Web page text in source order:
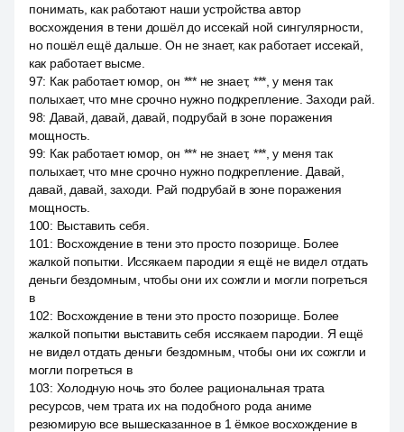
понимать, как работают наши устройства автор
восхождения в тени дошёл до иссекай ной сингулярности,
но пошёл ещё дальше. Он не знает, как работает иссекай,
как работает высме.
97: Как работает юмор, он *** не знает, ***, у меня так
полыхает, что мне срочно нужно подкрепление. Заходи рай.
98: Давай, давай, давай, подрубай в зоне поражения
мощность.
99: Как работает юмор, он *** не знает, ***, у меня так
полыхает, что мне срочно нужно подкрепление. Давай,
давай, давай, заходи. Рай подрубай в зоне поражения
мощность.
100: Выставить себя.
101 : Восхождение в тени это просто позорище. Более
жалкой попытки. Иссякаем пародии я ещё не видел отдать
деньги бездомным, чтобы они их сожгли и могли погреться
в
102: Восхождение в тени это просто позорище. Более
жалкой попытки выставить себя иссякаем пародии. Я ещё
не видел отдать деньги бездомным, чтобы они их сожгли и
могли погреться в
103: Холодную ночь это более рациональная трата
ресурсов, чем трата их на подобного рода аниме
резюмирую все вышесказанное в 1 ёмкое восхождение в